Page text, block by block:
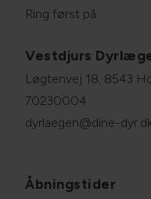
Ring først på
Vestdjurs
Løgtenvej 18, 8543
70230004
dyrlaegen@dine-
Åbningstider